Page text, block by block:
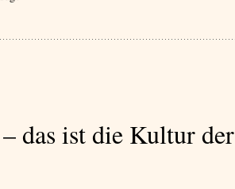
das ist die Kultur der